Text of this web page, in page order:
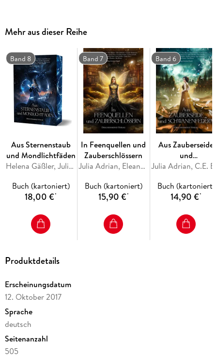
Mehr aus dieser Reihe
Band 8
Aus Sternenstaub
und Mondlichtfäden
Helena Gäßler, Julianna Grohe, Katharina V. Haderer, Carolin Herrmann, Stefanie Kullick
Buch (kartoniert)
18,00 €*
Band 7
In Feenquellen und
Zauberschlössern
Julia Adrian, Eleanor Bardilac, Nina Bellem, Ellen Birkhahn, Caroline Brinkmann
Buch (kartoniert)
15,90 €*
Band 6
Aus Zauberseide
und
Schwanenfedern
Buch (kartoniert)
14,90 €*
Produktdetails
Erscheinungsdatum
12. Oktober 2017
Sprache
deutsch
Seitenanzahl
505